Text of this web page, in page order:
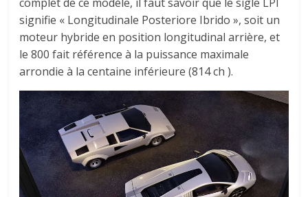
signifie « Longitudinale Posteriore Ibrido », soit un
moteur hybride en position longitudinal arrière, et
le 800 fait référence à la puissance maximale
arrondie à la centaine inférieure (814 ch ).